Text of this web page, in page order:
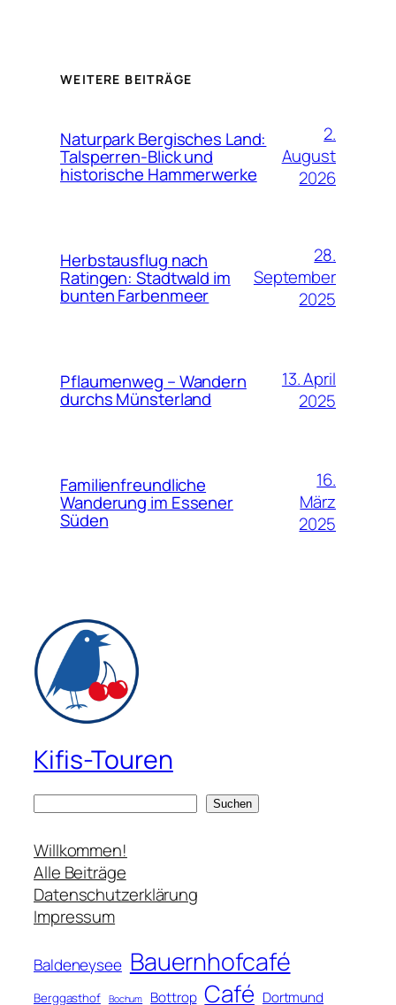
WEITERE BEITRÄGE
Naturpark Bergisches Land:
Talsperren-Blick und
historische Hammerwerke
2.
August
2026
Herbstausflug nach
Ratingen: Stadtwald im
bunten Farbenmeer
28.
September
2025
Pflaumenweg – Wandern
durchs Münsterland
13. April
2025
Familienfreundliche
Wanderung im Essener
Süden
16.
März
2025
Kifis-Touren
c
h
e
n
Suchen
Willkommen!
Alle Beiträge
Datenschutzerklärung
Impressum
Baldeneysee Bauernhofcafé
Berggasthof Bochum Bottrop Café Dortmund